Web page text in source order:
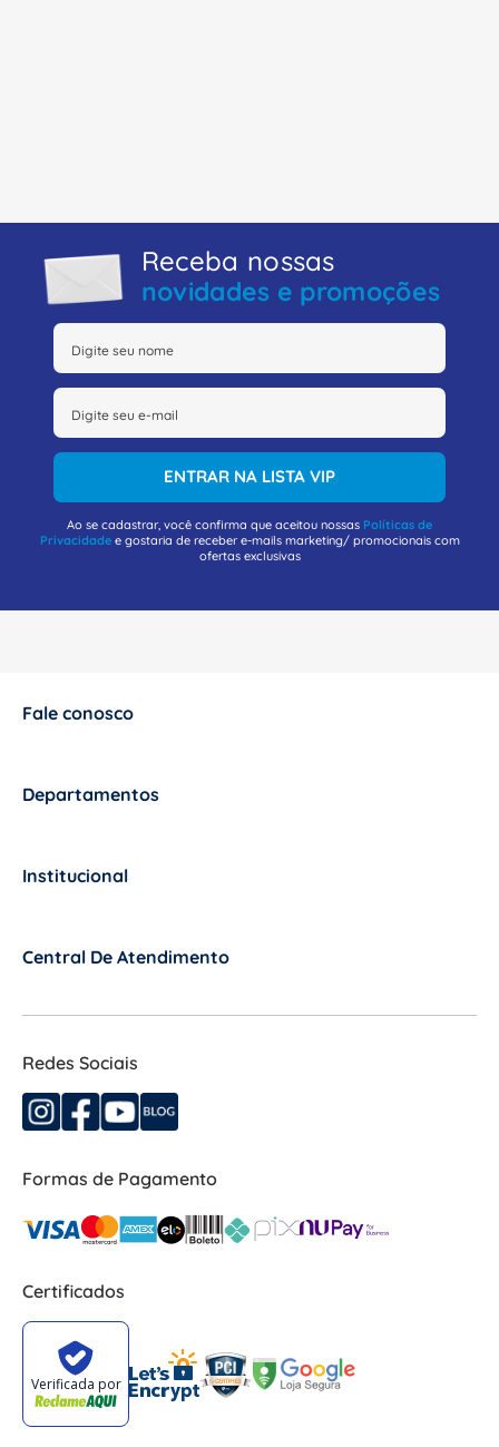
Receba nossas
novidades e promoções
ENTRAR NA LISTA VIP
Ao se cadastrar, você confirma que aceitou nossas Políticas de
Privacidadee gostaria de receber e-mails marketing/ promocionais com
ofertas exclusivas
Fale conosco
Departamentos
Institucional
Central De Atendimento
Redes Sociais
Formas de Pagamento
Certificados